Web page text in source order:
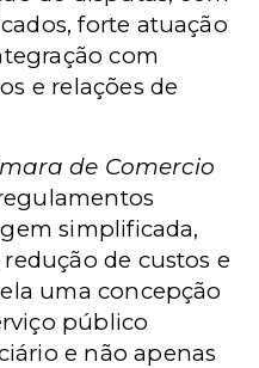
forte atuação
com
e relações de
de Comercio
simplificada,
de custos e
uma concepção
público
e não apenas